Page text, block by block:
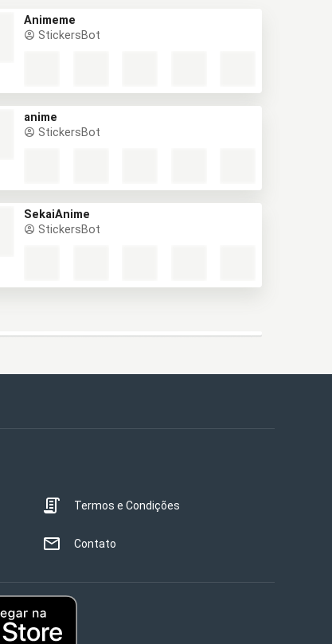
Animeme
StickersBot
anime
StickersBot
SekaiAnime
StickersBot
Termos e Condições
Contato